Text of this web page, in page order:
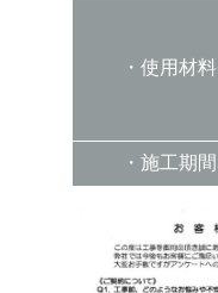
・使用材料
・施工期間